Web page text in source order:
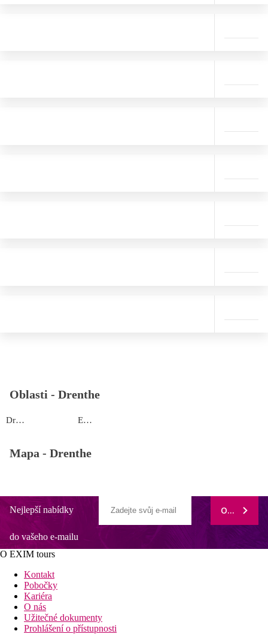
Oblasti - Drenthe
Drenthe Emmen
Mapa - Drenthe
Nejlepší nabídky
do vašeho e-mailu
ODEBÍRAT
O EXIM tours
Kontakt
Pobočky
Kariéra
O nás
Užitečné dokumenty
Prohlášení o přístupnosti